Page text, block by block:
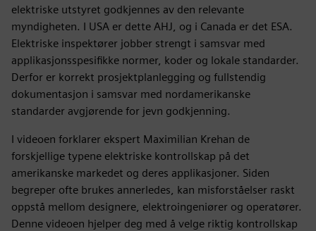
elektriske utstyret godkjennes av den relevante
myndigheten. I USA er dette AHJ, og i Canada er det ESA.
Elektriske inspektører jobber strengt i samsvar med
applikasjonsspesifikke normer, koder og lokale standarder.
Derfor er korrekt prosjektplanlegging og fullstendig
dokumentasjon i samsvar med nordamerikanske
standarder avgjørende for jevn godkjenning.
I videoen forklarer ekspert Maximilian Krehan de
forskjellige typene elektriske kontrollskap på det
amerikanske markedet og deres applikasjoner. Siden
begreper ofte brukes annerledes, kan misforståelser raskt
oppstå mellom designere, elektroingeniører og operatører.
Denne videoen hjelper deg med å velge riktig kontrollskap